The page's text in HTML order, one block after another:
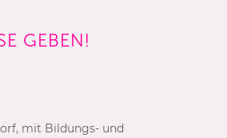
GEBEN!
mit Bildungs- und